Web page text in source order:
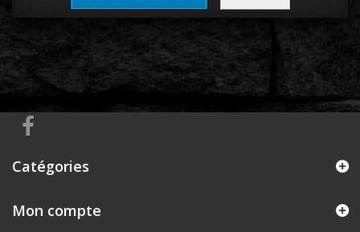
Catégories
Mon compte